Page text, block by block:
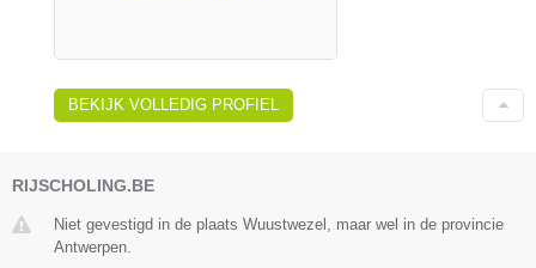
BEKIJK VOLLEDIG PROFIEL
RIJSCHOLING.BE
Niet gevestigd in de plaats Wuustwezel, maar wel in de provincie
Antwerpen.